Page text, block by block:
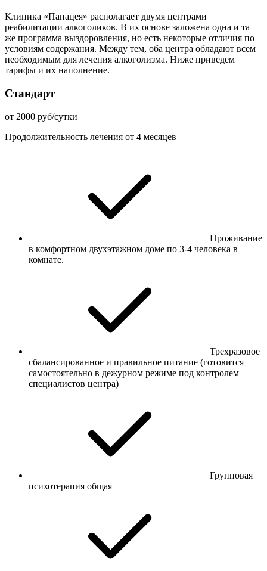
Клиника «Панацея» располагает двумя центрами
реабилитации алкоголиков. В их основе заложена одна и та
же программа выздоровления, но есть некоторые отличия по
условиям содержания. Между тем, оба центра обладают всем
необходимым для лечения алкоголизма. Ниже приведем
тарифы и их наполнение.
Стандарт
от 2000 руб/сутки
Продолжительность лечения от 4 месяцев
Проживание
в комфортном двухэтажном доме по 3-4 человека в
комнате.
Трехразовое
сбалансированное и правильное питание (готовится
самостоятельно в дежурном режиме под контролем
специалистов центра)
Групповая
психотерапия общая